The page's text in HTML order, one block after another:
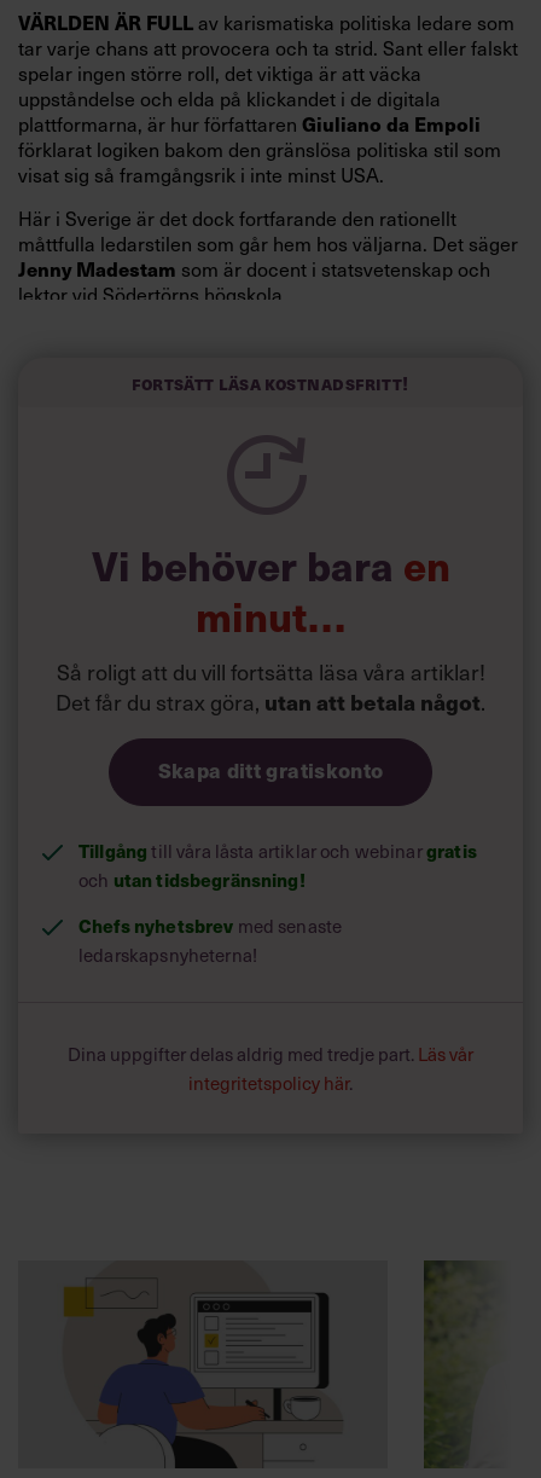
VÄRLDEN ÄR FULLav karismatiska politiska ledare som
tar varje chans att provocera och ta strid. Sant eller falskt
spelar ingen större roll, det viktiga är att väcka
uppståndelse och elda på klickandet i de digitala
plattformarna, är hur författaren Giuliano da Empoli
förklarat logiken bakom den gränslösa politiska stil som
visat sig så framgångsrik i inte minst USA.
Här i Sverige är det dock fortfarande den rationellt
måttfulla ledarstilen som går hem hos väljarna. Det säger
Jenny Madestam som är docent i statsvetenskap och
lektor vid Södertörns högskola.
kompetenta och stå med båda fötterna på jorden. Hellre
spelevink i högklackat, är hur jag brukar sammanfatta de
önskningar som svenskarna för fram i undersökningar.”
Siri Wikander: ”Led som i
början av pandemin”
Fortsätt läsa kostnadsfritt!
Vi behöver bara en
minut…
Så roligt att du vill fortsätta läsa våra artiklar!
Det får du strax göra, utan att betala något.
Skapa ditt gratiskonto
Tillgång till våra låsta artiklar och webinargratis
och utan tidsbegränsning!
Chefs nyhetsbrev med senaste
ledarskapsnyheterna!
Dina uppgifter delas aldrig med tredje part. Läs vår
integritetspolicy här.